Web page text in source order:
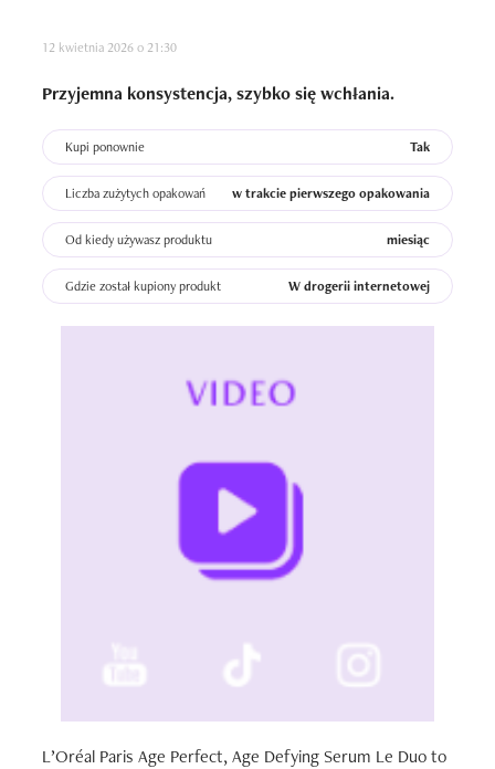
12 kwietnia 2026 o 21:30
Przyjemna konsystencja, szybko się wchłania.
Kupi ponownie Tak
Liczba zużytych opakowań w trakcie pierwszego opakowania
Od kiedy używasz produktu miesiąc
Gdzie został kupiony produkt W drogerii internetowej
L’Oréal Paris Age Perfect, Age Defying Serum Le Duo to